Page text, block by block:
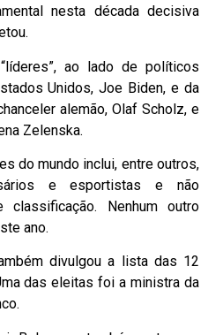
nesta década decisiva
ao lado de políticos
Unidos, Joe Biden, e da
alemão, Olaf Scholz, e
Zelenska.
do mundo inclui, entre outros,
e esportistas e não
Nenhum outro
ano.
divulgou a lista das 12
das eleitas foi a ministra da